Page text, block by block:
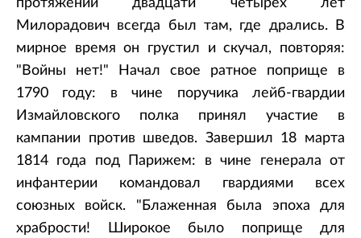
протяжении двадцати четырех лет
Милорадович всегда был там, где дрались. В
мирное время он грустил и скучал, повторяя:
"Войны нет!" Начал свое ратное поприще в
1790 году: в чине поручика лейб-гвардии
Измайловского полка принял участие в
кампании против шведов. Завершил 18 марта
1814 года под Парижем: в чине генерала от
инфантерии командовал гвардиями всех
союзных войск. "Блаженная была эпоха для
храбрости! Широкое было поприще для